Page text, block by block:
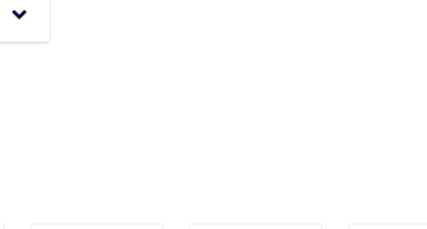
keyboard_arrow_down